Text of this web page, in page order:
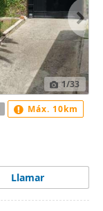
1/33
Llamar
Máx. 10km